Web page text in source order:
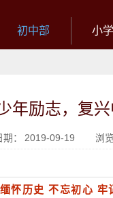
初中部 小
年励志，复
期： 2019-09-19 浏
缅怀历史 不忘初心 牢